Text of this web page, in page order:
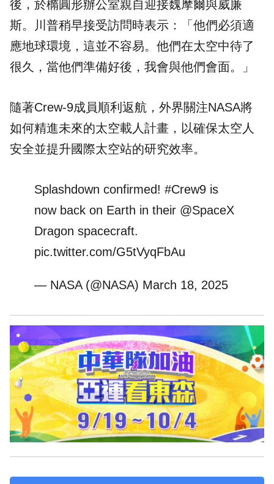
後，於橢圓形辦公室親自迎接魏摩爾與威廉
斯。川普稍早接受訪問時表示：「他們必須適
應地球環境，這並不容易。他們在太空中待了
很久，當他們準備好後，我會與他們會面。」
隨著Crew-9成員順利返航，外界關注NASA將
如何精進未來的太空載人計畫，以確保太空人
安全並提升國際太空站的研究效率。
Splashdown confirmed! #Crew9 is
now back on Earth in their @SpaceX
Dragon spacecraft.
pic.twitter.com/G5tVyqFbAu
— NASA (@NASA) March 18, 2025